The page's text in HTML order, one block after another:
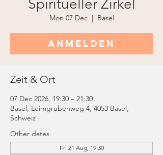
Spiritueller Zirkel
Mon 07 Dec
  |
Basel
Anmelden
Zeit & Ort
07 Dec 2026, 19:30 – 21:30
Basel, Leimgrubenweg 4, 4053 Basel,
Schweiz
Other dates
Fri 21 Aug, 19:30